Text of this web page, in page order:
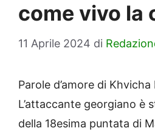
come vivo la
11 Aprile 2024 di
Parole d’amore di
L’attaccante georgiano è
della 18esima puntata di